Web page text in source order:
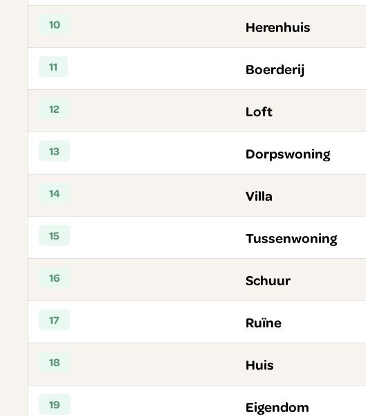
10 Herenhuis
11 Boerderij
12 Loft
13 Dorpswoning
14 Villa
15 Tussenwoning
16 Schuur
17 Ruïne
18 Huis
19 Eigendom